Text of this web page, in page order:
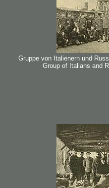
Gruppe von Italienern und
Group of Italians and